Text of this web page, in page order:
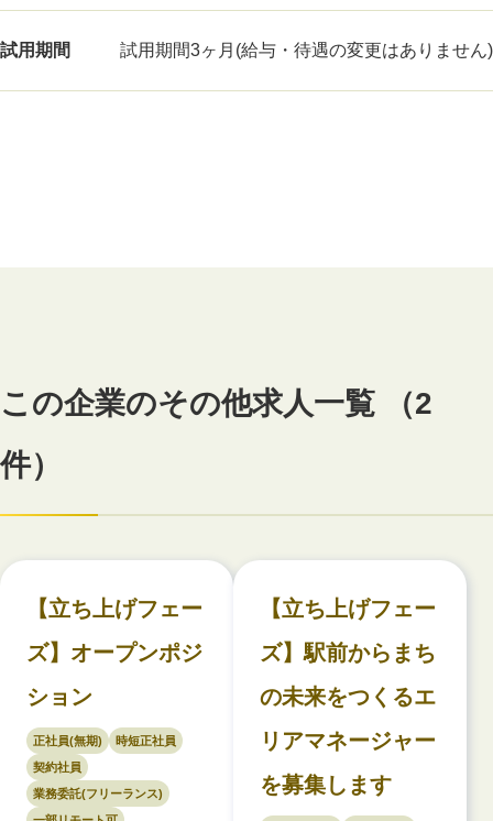
試用期間 試用期間3ヶ月(給与・待遇の変更はありません)
この企業のその他求人一覧 （2
件）
【立ち上げフェー
ズ】オープンポジ
ション
正社員(無期)
時短正社員
契約社員
業務委託(フリーランス)
【立ち上げフェー
ズ】駅前からまち
の未来をつくるエ
リアマネージャー
を募集します